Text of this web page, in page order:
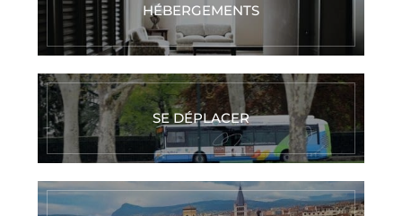
HÉBERGEMENTS
SE DÉPLACER